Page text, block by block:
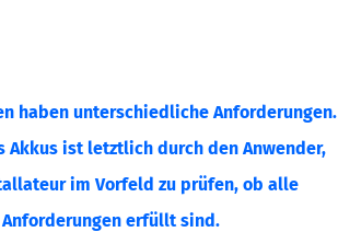
haben unterschiedliche Anforderungen.
ist letztlich durch den Anwender,
im Vorfeld zu prüfen, ob alle
erfüllt sind.